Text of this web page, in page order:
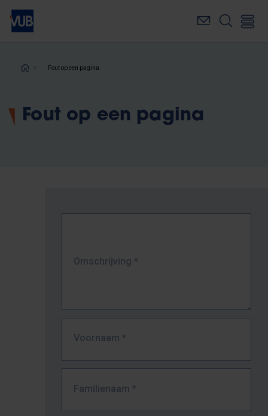
Overslaan
naar
inhoudKruimelpad
Fout op een pagina
Fout op een pagina
Omschrijving *
Voornaam *
Familienaam *